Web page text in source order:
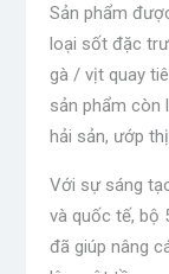
Sản phẩm
loại sốt đặc
gà / vịt quay
sản phẩm còn
hải sản, ướp
Với sự sáng
và quốc tế, bộ
đã giúp nâng